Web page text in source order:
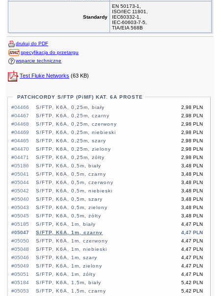
Standardy
EN 50173-1,
ISO/IEC 11801,
IEC60332-1,
IEC-60603-7-5,
TIA/EIA 568B
drukuj do PDF
specyfikacja do przetargu
wsparcie techniczne
Test Fluke Networks (63 KB)
PATCHCORDY S/FTP (PiMF) KAT. 6A PROSTE
#04466
2,98 PLN
S/FTP, K6A, 0,25m, biały
#04467
2,98 PLN
S/FTP, K6A, 0,25m, czarny
#04468
2,98 PLN
S/FTP, K6A, 0,25m, czerwony
#04469
2,98 PLN
S/FTP, K6A, 0,25m, niebieski
#04465
2,98 PLN
S/FTP, K6A, 0,25m, szary
#04470
2,98 PLN
S/FTP, K6A, 0,25m, zielony
#04471
2,98 PLN
S/FTP, K6A, 0,25m, żółty
#05186
3,48 PLN
S/FTP, K6A, 0,5m, biały
#05041
3,48 PLN
S/FTP, K6A, 0,5m, czarny
#05044
3,48 PLN
S/FTP, K6A, 0,5m, czerwony
#05042
3,48 PLN
S/FTP, K6A, 0,5m, niebieski
#05040
3,48 PLN
S/FTP, K6A, 0,5m, szary
#05043
3,48 PLN
S/FTP, K6A, 0,5m, zielony
#05045
3,48 PLN
S/FTP, K6A, 0,5m, żółty
#05185
4,47 PLN
S/FTP, K6A, 1m, biały
#05047
4,47 PLN
S/FTP, K6A, 1m, czarny
#05050
4,47 PLN
S/FTP, K6A, 1m, czerwony
#05048
4,47 PLN
S/FTP, K6A, 1m, niebieski
#05046
4,47 PLN
S/FTP, K6A, 1m, szary
#05049
4,47 PLN
S/FTP, K6A, 1m, zielony
#05051
4,47 PLN
S/FTP, K6A, 1m, żółty
#05184
5,42 PLN
S/FTP, K6A, 1,5m, biały
#05053
5,42 PLN
S/FTP, K6A, 1,5m, czarny